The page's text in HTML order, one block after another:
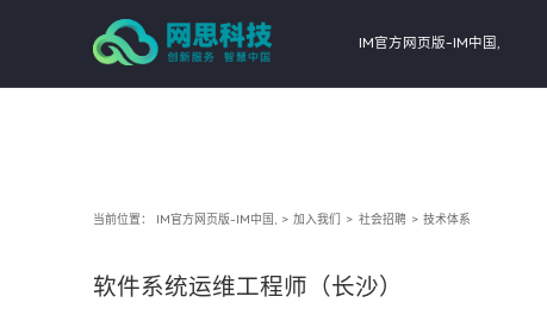
IM官方网页版-IM中国,
当前位置： IM官方网页版-IM中国, > 加入我们 > 社会招聘 > 技术体系
软件系统运维工程师（长沙）